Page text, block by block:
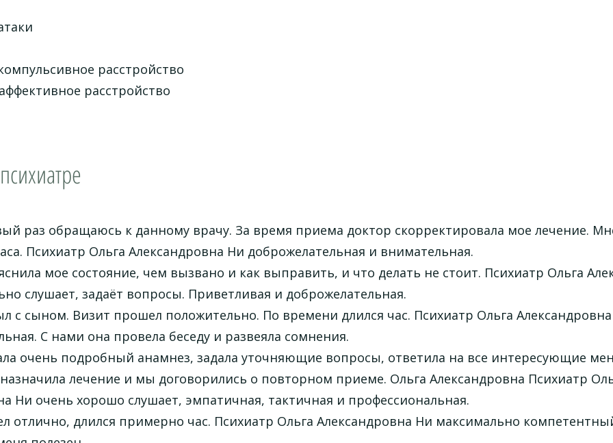
расстройство
расстройство
раз обращаюсь к данному врачу. За время приема доктор скорректировала мое лечение.
Психиатр Ольга Александровна Ни доброжелательная и внимательная.
мое состояние, чем вызвано и как выправить, и что делать не стоит. Психиатр Ольга
слушает, задаёт вопросы. Приветливая и доброжелательная.
с сыном. Визит прошел положительно. По времени длился час. Психиатр Ольга
С нами она провела беседу и развеяла сомнения.
очень подробный анамнез, задала уточняющие вопросы, ответила на все интересующие
лечение и мы договорились о повторном приеме. Ольга Александровна Психиатр
Ни очень хорошо слушает, эмпатичная, тактичная и профессиональная.
отлично, длился примерно час. Психиатр Ольга Александровна Ни максимально